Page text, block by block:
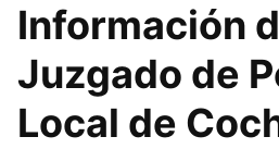
Información
Juzgado de
Local de